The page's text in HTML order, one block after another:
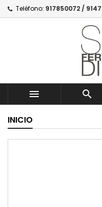
Teléfono: 917850072 /
 
INICIO